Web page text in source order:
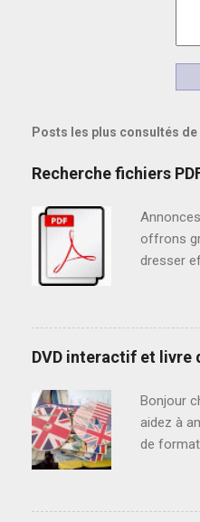
Posts les plus consultés de
Recherche fichiers
offrons
dresser
tout en
fil de ce
capacité
DVD interactif et livre
Bonjour
aidez à
de
Vous